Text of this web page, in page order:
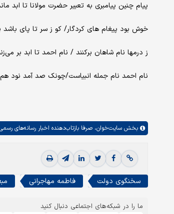
پیام چنین پیامبری به تعبیر حضرت مولانا تا ابد
‌خوش بود پیغام های کردگار/ کو ز سر تا پای باشد
‌ز درمها نام شاهان برکنند / نام احمد تا ابد بر
‌نام احمد نام جمله انبیاست/چونک صد آمد نود
بخش سایت‌خوان، صرفا بازتاب‌دهنده اخبار رسانه‌های
سخنگوی دولت فاطمه مهاجرانی
ما را در شبکه‌های اجتماعی دنبال کنید